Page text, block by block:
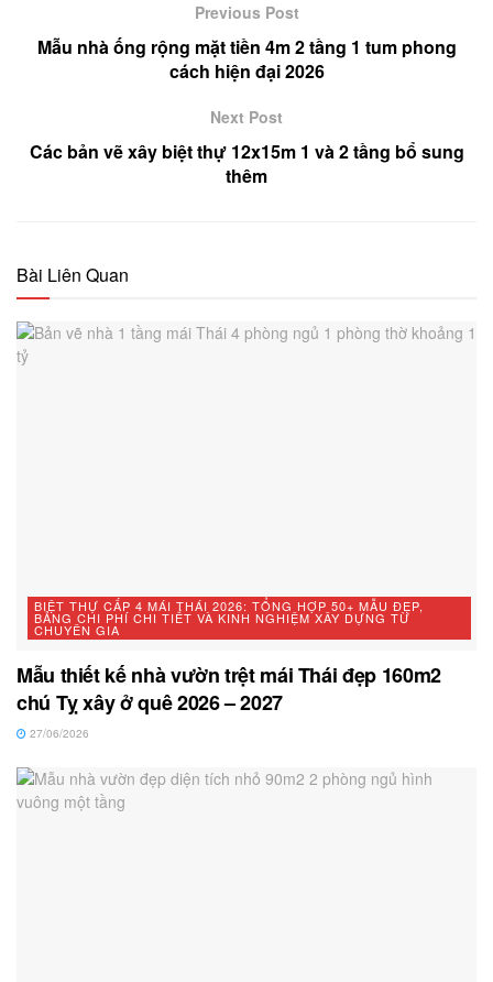
Previous Post
Mẫu nhà ống rộng mặt tiền 4m 2 tầng 1 tum phong
cách hiện đại 2026
Next Post
Các bản vẽ xây biệt thự 12x15m 1 và 2 tầng bổ sung
thêm
Bài Liên Quan
BIỆT THỰ CẤP 4 MÁI THÁI 2026: TỔNG HỢP 50+ MẪU ĐẸP,
BẢNG CHI PHÍ CHI TIẾT VÀ KINH NGHIỆM XÂY DỰNG TỪ
CHUYÊN GIA
Mẫu thiết kế nhà vườn trệt mái Thái đẹp 160m2
chú Tỵ xây ở quê 2026 – 2027
27/06/2026